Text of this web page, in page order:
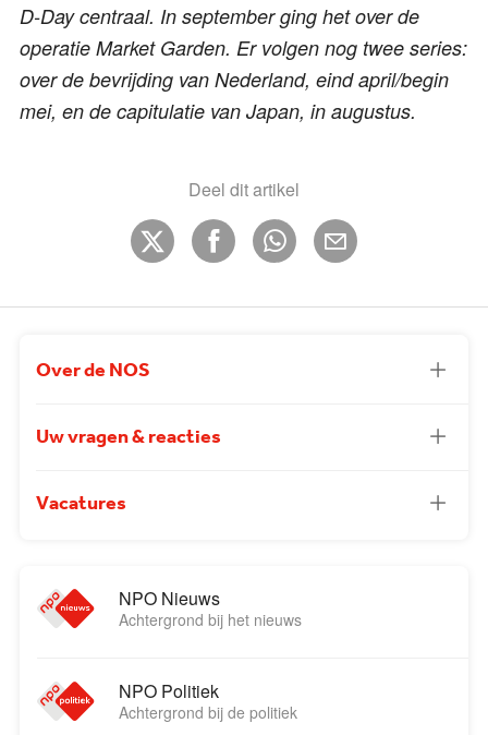
D-Day centraal. In september ging het over de
operatie Market Garden. Er volgen nog twee series:
over de bevrijding van Nederland, eind april/begin
mei, en de capitulatie van Japan, in augustus.
Deel dit artikel
Over de NOS
Uw vragen & reacties
Vacatures
NPO Nieuws
Achtergrond bij het nieuws
NPO Politiek
Achtergrond bij de politiek